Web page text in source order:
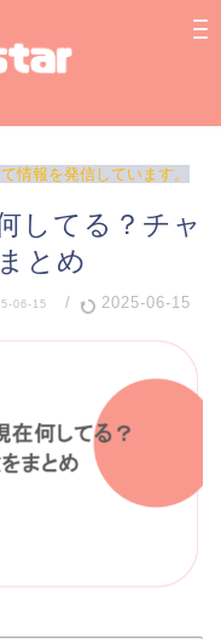
情報を発信しています。
してる？チャ
とめ
06-15 / 2025-06-15